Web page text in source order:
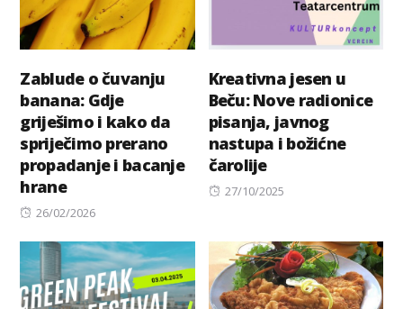
Zablude o čuvanju
banana: Gdje
griješimo i kako da
spriječimo prerano
propadanje i bacanje
hrane
Posted
26/02/2026
Kreativna jesen u
Beču: Nove radionice
pisanja, javnog
nastupa i božićne
čarolije
Posted
27/10/2025